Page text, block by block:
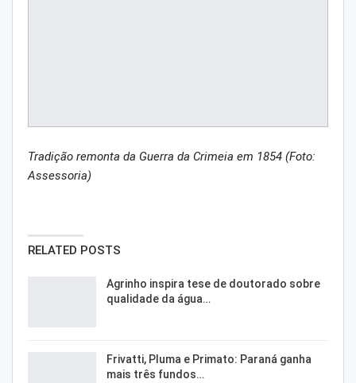
Tradição remonta da Guerra da Crimeia em 1854 (Foto:
Assessoria)
RELATED POSTS
Agrinho inspira tese de doutorado sobre
qualidade da água…
Frivatti, Pluma e Primato: Paraná ganha
mais três fundos…